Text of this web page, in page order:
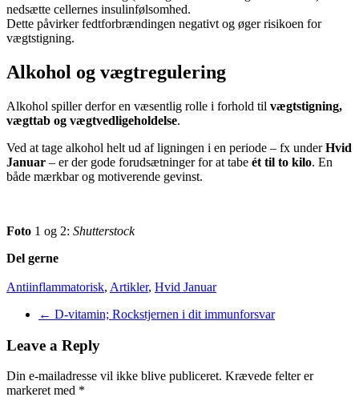
nedsætte cellernes insulinfølsomhed.
Dette påvirker fedtforbrændingen negativt og øger risikoen for
vægtstigning.
Alkohol og vægtregulering
Alkohol spiller derfor en væsentlig rolle i forhold til vægtstigning,
vægttab og vægtvedligeholdelse.
Ved at tage alkohol helt ud af ligningen i en periode – fx underHvid
Januar – er der gode forudsætninger for at tabe ét til to kilo. En
både mærkbar og motiverende gevinst.
Foto 1 og 2: Shutterstock
Del gerne
Antiinflammatorisk, Artikler, Hvid Januar
Post
navigation
← D-vitamin; Rockstjernen i dit immunforsvar
Leave a Reply
Din e-mailadresse vil ikke blive publiceret. Krævede felter er
markeret med *